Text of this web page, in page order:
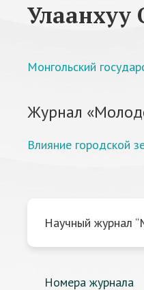
Улаанхуу
Монгольский
Журнал
Влияние городской
Научный журнал
Номера журнала